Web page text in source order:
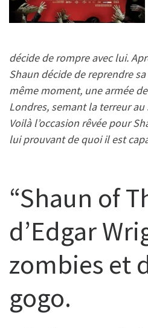
décide de rompre avec lui.
Shaun décide de reprendre
même moment, une armée
Londres, semant la terreur
Voilà l’occasion rêvée pour
lui prouvant de quoi il est
“Shaun of
d’Edgar
zombies et
gogo.